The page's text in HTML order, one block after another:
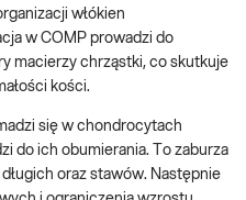
włókien
w COMP prowadzi do
macierzy chrząstki, co skutkuje
kości.
się w chondrocytach
do ich obumierania. To zaburza
oraz stawów. Następnie